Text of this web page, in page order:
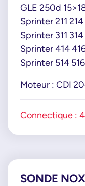
GLE 250d
Sprinter 211
Sprinter 311
Sprinter 414
Sprinter 514
Moteur : CDI
Connectique :
SONDE